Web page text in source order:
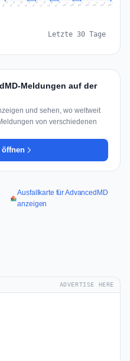
Jul 24 Jul 25 Jul 26 Jul 27 Jul 28 Jul 29 Jul 30 Jul 31 Aug 1 Aug 2 Aug 3 Aug 4 Aug 5 Aug 6 Aug 7
Letzte 30 Tage
Meldungen auf der
und sehen, wo weltweit
von verschiedenen
öffnen
Ausfallkarte für AdvancedMD
anzeigen
ADVERTISE HERE